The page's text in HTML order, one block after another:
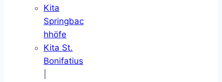
Kita
Springbac
hhöfe
Kita St.
Bonifatius